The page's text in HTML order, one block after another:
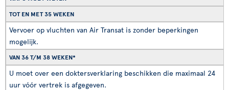
TOT EN MET 35 WEKEN
Vervoer op vluchten van Air Transat is zonder beperkingen
mogelijk.
VAN 36 T/M 38 WEKEN*
U moet over een doktersverklaring beschikken die maximaal 24
uur vóór vertrek is afgegeven.